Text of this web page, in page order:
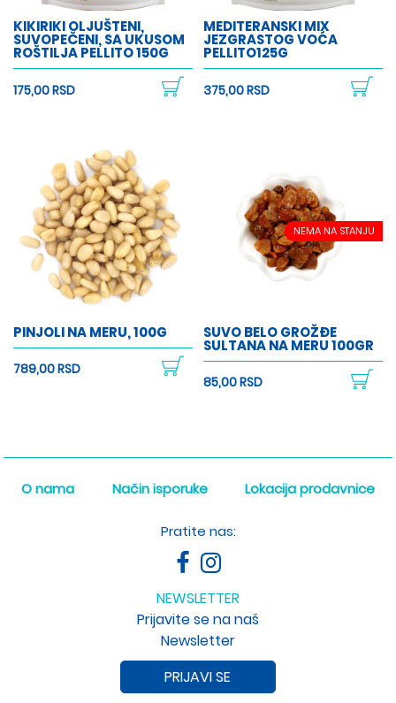
KIKIRIKI OLJUŠTENI,
SUVOPEČENI, SA UKUSOM
ROŠTILJA PELLITO 150G
175,00 RSD
MEDITERANSKI MIX
JEZGRASTOG VOĆA
PELLITO125G
375,00 RSD
PINJOLI NA MERU, 100G
789,00 RSD
NEMA NA STANJU
SUVO BELO GROŽĐE
SULTANA NA MERU 100GR
85,00 RSD
O nama Način isporuke Lokacija prodavnice
Pratite nas:
NEWSLETTER
Prijavite se na naš
Newsletter
PRIJAVI SE